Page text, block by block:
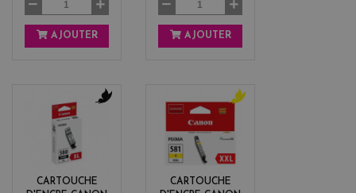
AJOUTER AJOUTER
CARTOUCHE
k
CARTOUCHE
e
l
o
w